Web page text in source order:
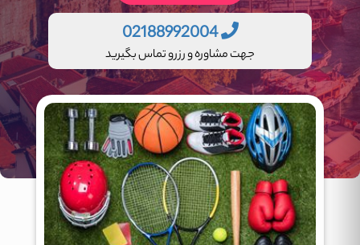
02188992004
جهت مشاوره و رزرو تماس بگیرید